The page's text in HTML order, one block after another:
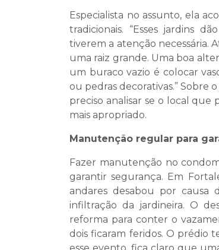
Especialista no assunto, ela
tradicionais. “Esses jardins
tiverem a atenção necessária.
uma raiz grande. Uma boa
um buraco vazio é colocar
ou pedras decorativas.” Sobre
preciso analisar se o local que
mais apropriado.
Manutenção regular para
Fazer manutenção no
garantir segurança. Em
andares desabou por
infiltração da jardineira. O
reforma para conter o
dois ficaram feridos. O prédio
esse evento, fica claro que